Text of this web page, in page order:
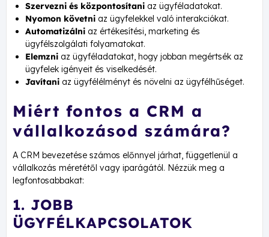
Szervezni és központosítani az ügyféladatokat.
Nyomon követni az ügyfelekkel való interakciókat.
Automatizálni az értékesítési, marketing és
ügyfélszolgálati folyamatokat.
Elemzni az ügyféladatokat, hogy jobban megértsék az
ügyfelek igényeit és viselkedését.
Javítani az ügyfélélményt és növelni az ügyfélhűséget.
Miért fontos a CRM a
vállalkozásod számára?
A CRM bevezetése számos előnnyel járhat, függetlenül a
vállalkozás méretétől vagy iparágától. Nézzük meg a
legfontosabbakat:
1. JOBB
ÜGYFÉLKAPCSOLATOK